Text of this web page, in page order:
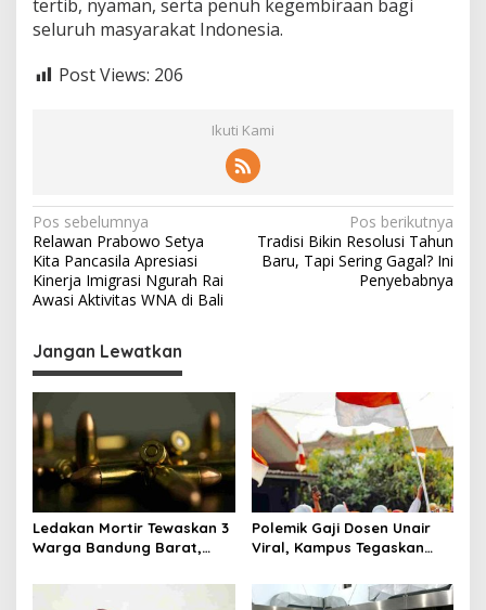
tertib, nyaman, serta penuh kegembiraan bagi
seluruh masyarakat Indonesia.
Post Views: 206
Ikuti Kami
N
a
v
i
g
a
s
i
p
o
s
Pos sebelumnya
Relawan Prabowo Setya
Kita Pancasila Apresiasi
Kinerja Imigrasi Ngurah Rai
Awasi Aktivitas WNA di Bali
Pos berikutnya
Tradisi Bikin Resolusi Tahun
Baru, Tapi Sering Gagal? Ini
Penyebabnya
Jangan Lewatkan
Ledakan Mortir Tewaskan 3
Warga Bandung Barat,
Amunisi Bekas
Polemik Gaji Dosen Unair
Viral, Kampus Tegaskan
Pokok